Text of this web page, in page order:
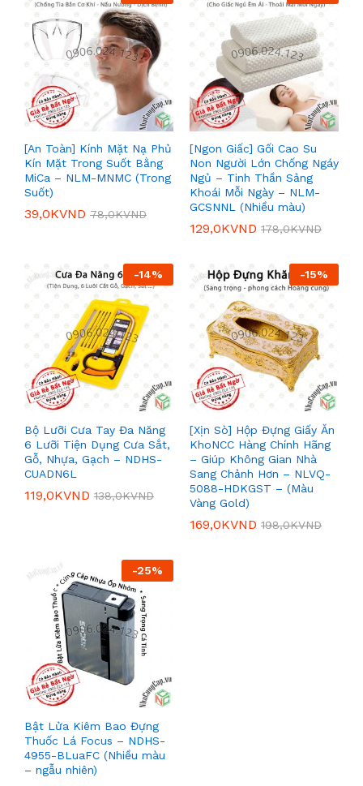
[An Toàn] Kính Mặt Nạ Phủ
Kín Mặt Trong Suốt Bằng
MiCa – NLM-MNMC (Trong
Suốt)
39,0KVND 78,0KVND
[Ngon Giấc] Gối Cao Su
Non Người Lớn Chống Ngáy
Ngủ – Tinh Thần Sảng
Khoái Mỗi Ngày – NLM-
GCSNNL (Nhiều màu)
129,0KVND 178,0KVND
-14%
Bộ Lưỡi Cưa Tay Đa Năng
6 Lưỡi Tiện Dụng Cưa Sắt,
Gỗ, Nhựa, Gạch – NDHS-
CUADN6L
119,0KVND 138,0KVND
-15%
[Xịn Sò] Hộp Đựng Giấy Ăn
KhoNCC Hàng Chính Hãng
– Giúp Không Gian Nhà
Sang Chảnh Hơn – NLVQ-
5088-HDKGST – (Màu
Vàng Gold)
169,0KVND 198,0KVND
-25%
Bật Lửa Kiêm Bao Đựng
Thuốc Lá Focus – NDHS-
4955-BLuaFC (Nhiều màu
– ngẫu nhiên)